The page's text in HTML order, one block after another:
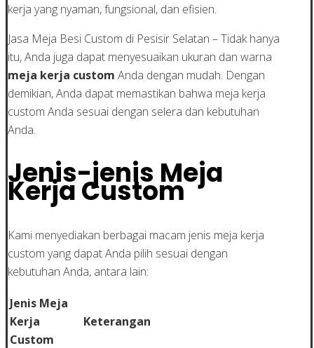
kerja yang nyaman, fungsional, dan efisien.
Jasa Meja Besi Custom di Pesisir Selatan – Tidak hanya
itu, Anda juga dapat menyesuaikan ukuran dan warna
meja kerja custom Anda dengan mudah. Dengan
demikian, Anda dapat memastikan bahwa meja kerja
custom Anda sesuai dengan selera dan kebutuhan
Anda.
Jenis-jenis Meja
Kerja Custom
Kami menyediakan berbagai macam jenis meja kerja
custom yang dapat Anda pilih sesuai dengan
kebutuhan Anda, antara lain:
Jenis Meja
Kerja
Custom
Keterangan